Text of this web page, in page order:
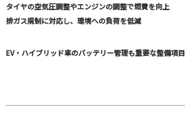
タイヤの空気圧調整やエンジンの調整で燃費を向上
排ガス規制に対応し、環境への負荷を低減
EV・ハイブリッド車のバッテリー管理も重要な整備項目